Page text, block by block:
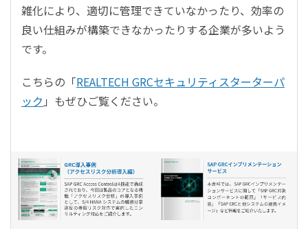
雑化により、適切に管理できていなかったり、効率の
良い仕組みが構築できなかったりする企業が多いよう
です。
こちらの「REALTECH GRCセキュリティスターターパ
ック 」もぜひご覧ください。